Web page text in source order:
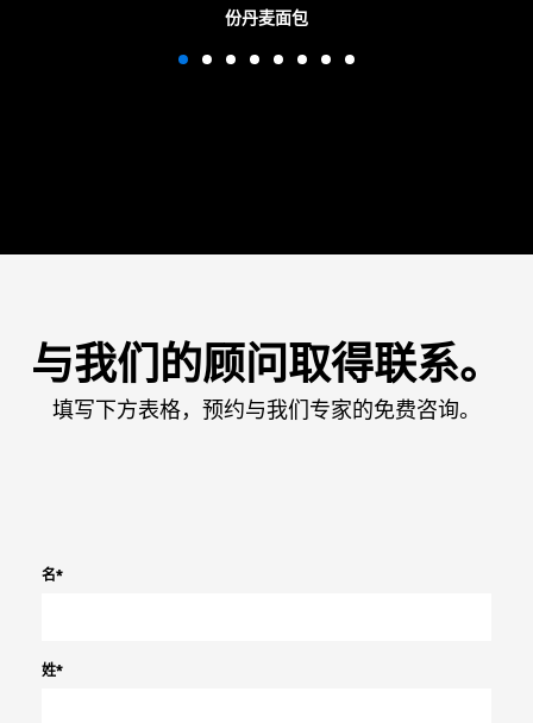
份丹麦面包
与我们的顾问取得联系。
填写下方表格，预约与我们专家的免费咨询。
名*
姓*